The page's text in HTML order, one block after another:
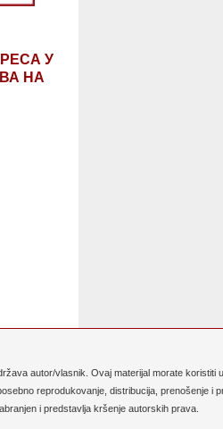
У
НА
autor/vlasnik. Ovaj materijal morate koristiti
reprodukovanje, distribucija, prenošenje i
i predstavlja kršenje autorskih prava.